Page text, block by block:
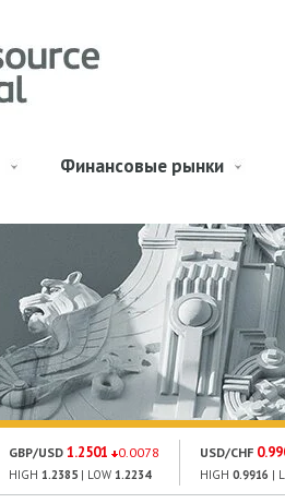
Финансовые рынки
GBP/USD 1.2501 0.0078
HIGH 1.2385 | LOW 1.2234
USD/CHF
HIGH 0.9916 |